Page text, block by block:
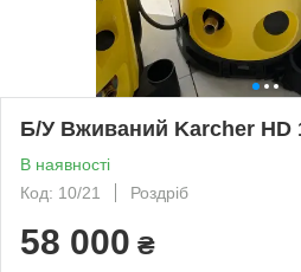
Б/У Вживаний Karcher HD
В наявності
Код: 10/21
Роздріб
58 000 ₴